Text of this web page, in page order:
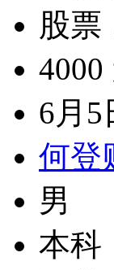
股票
4000
6月5
何登
男
本科